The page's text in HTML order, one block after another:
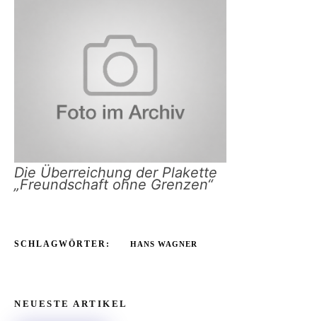
Die Überreichung der Plakette
„Freundschaft ohne Grenzen“
SCHLAGWÖRTER: HANS WAGNER
NEUESTE ARTIKEL